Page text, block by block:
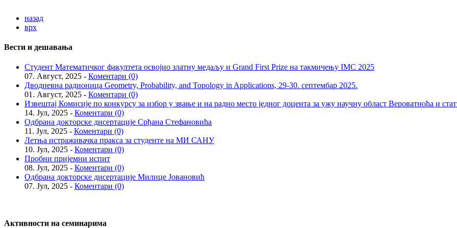
назад
врх
Вести и дешавања
Студент Математичког факултета освојио златну медаљу и Grand First Prize на такмичењу IMC 2025
07. Август, 2025 - Коментари (0)
Дводневна радионица Geometry, Probability, and Topology in Applications, 29-30. септембар 2025.
01. Август, 2025 - Коментари (0)
Извештај Комисије по конкурсу за избор у звање и на радно место једног доцента за ужу научну област Вероватноћа и
14. Јул, 2025 - Коментари (0)
Одбрана докторске дисертације Срђана Стефановића
11. Јул, 2025 - Коментари (0)
Летња истраживачка пракса за студенте на МИ САНУ
10. Јул, 2025 - Коментари (0)
Пробни пријемни испит
08. Јул, 2025 - Коментари (0)
Одбрана докторске дисертације Милице Јовановић
07. Јул, 2025 - Коментари (0)
Активности на семинарима